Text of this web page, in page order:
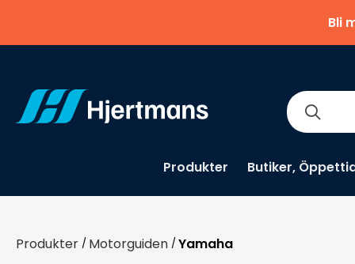
Bli
Produkter Butiker,
Produkter / Motorguiden / Yamaha